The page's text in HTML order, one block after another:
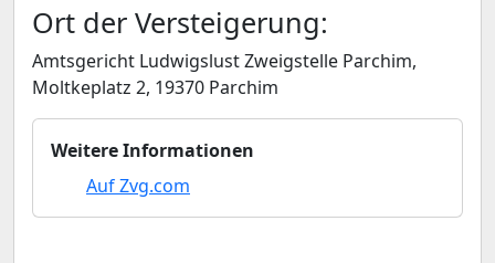
Ort der Versteigerung:
Amtsgericht Ludwigslust Zweigstelle Parchim,
Moltkeplatz 2, 19370 Parchim
Weitere Informationen
Auf Zvg.com